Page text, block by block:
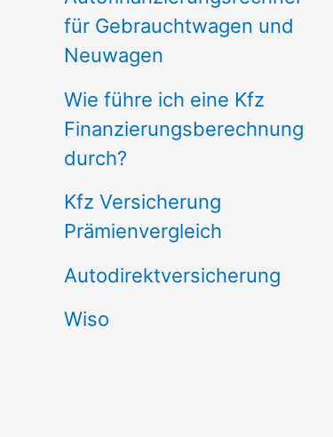
für Gebrauchtwagen und
Neuwagen
Wie führe ich eine Kfz
Finanzierungsberechnung
durch?
Kfz Versicherung
Prämienvergleich
Autodirektversicherung
Wiso